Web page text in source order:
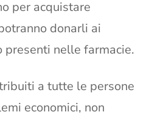
per acquistare
donarli ai
presenti nelle farmacie.
a tutte le persone
economici, non